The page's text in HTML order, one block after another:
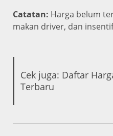
Catatan: Harga belum
makan driver, dan
Cek juga: Daftar
Terbaru